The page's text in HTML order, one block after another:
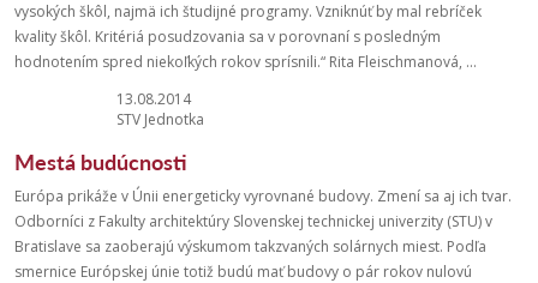
vysokých škôl, najmä ich študijné programy. Vzniknúť by mal rebríček
kvality škôl. Kritériá posudzovania sa v porovnaní s posledným
hodnotením spred niekoľkých rokov sprísnili.“ Rita Fleischmanová, ...
13.08.2014
STV Jednotka
Mestá budúcnosti
Európa prikáže v Únii energeticky vyrovnané budovy. Zmení sa aj ich tvar.
Odborníci z Fakulty architektúry Slovenskej technickej univerzity (STU) v
Bratislave sa zaoberajú výskumom takzvaných solárnych miest. Podľa
smernice Európskej únie totiž budú mať budovy o pár rokov nulovú